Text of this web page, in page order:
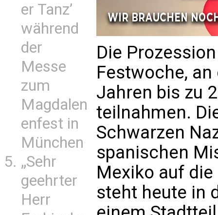
er Tanz’
während
der
Messe
zum
Magdalen
enfest in
München
„Sehr
geehrter
Herr
Die
Festwoche,
Jahren bis zu
teilnahmen.
Schwarzen
spanischen
Mexiko auf
steht heute in